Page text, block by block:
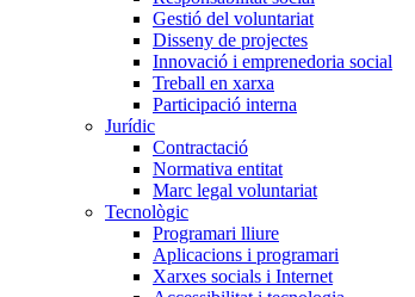
Gestió del voluntariat
Disseny de projectes
Innovació i emprenedoria social
Treball en xarxa
Participació interna
Jurídic
Contractació
Normativa entitat
Marc legal voluntariat
Tecnològic
Programari lliure
Aplicacions i programari
Xarxes socials i Internet